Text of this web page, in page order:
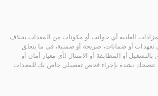
العلنية أي جوانب أو مكونات من المعدات بخلاف
أو ضمانات، صريحة أو ضمنية، في ما يتعلق
أو المطابقة أو الامتثال لأي معيار أمان أو
ننصحك بشدة بإجراء فحص تفصيلي خاص بك للمعدات